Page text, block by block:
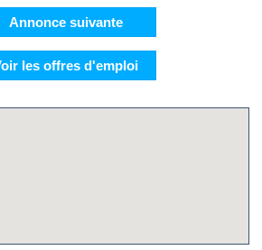
Annonce suivante
les offres d'emploi